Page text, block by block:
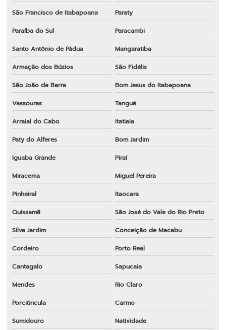
Melhor fio de nylon para roçadeira
Melhor lâmina para roçadeira
Melhor lâmina para roçadeira
Melhor marca de lâmina para roçadeira
Onde comprar fio de nylon para roçadeira
Onde comprar peças para roçadeira
Peças e acessórios para roçadeiras
Peças para motosserra 52cc
Peças para roçadeira
Peças para roçadeira em bh
Peças para roçadeira em espírito santo
Peças para roçadeira importada em sp
Peças para roçadeira rio de janeiro
Peças para roçadeira rj
Peças para roçadeira em sp
São Francisco de Itabapoana
Paraty
Paraíba do Sul
Paracambi
Santo Antônio de Pádua
Mangaratiba
Armação dos Búzios
São Fidélis
São João da Barra
Bom Jesus do Itabapoana
Vassouras
Tanguá
Arraial do Cabo
Itatiaia
Paty do Alferes
Bom Jardim
Iguaba Grande
Piraí
Miracema
Miguel Pereira
Pinheiral
Itaocara
Quissamã
São José do Vale do Rio Preto
Silva Jardim
Conceição de Macabu
Cordeiro
Porto Real
Cantagalo
Sapucaia
Mendes
Rio Claro
Porciúncula
Carmo
Sumidouro
Natividade